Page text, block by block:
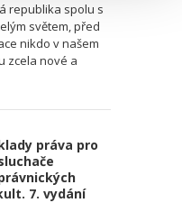
republika spolu s
světem, před
nikdo v našem
zcela nové a
práva pro
7. vydání